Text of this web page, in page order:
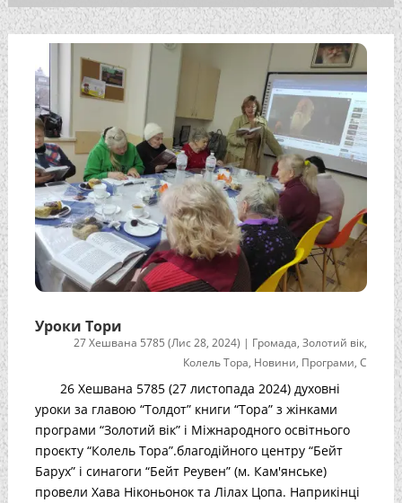
Уроки Тори
27 Хешвана 5785 (Лис 28, 2024) | Громада,Золотий вік,
Колель Тора, Новини, Програми,С
26 Хешвана 5785 (27 листопада 2024) духовні
уроки за главою “Толдот” книги “Тора” з жінками
програми “Золотий вік” і Міжнародного освітнього
проєкту “Колель Тора”.благодійного центру “Бейт
Барух” і синагоги “Бейт Реувен” (м. Кам'янське)
провели Хава Ніконьонок та Лілах Цопа. Наприкінці